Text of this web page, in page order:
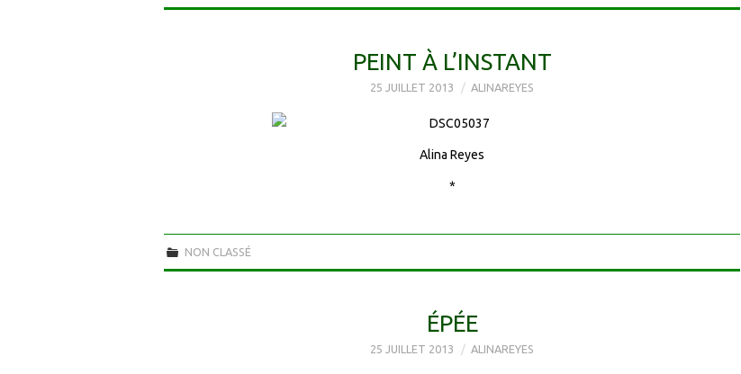
PEINT À L’INSTANT
25 JUILLET 2013 ALINAREYES
Alina Reyes
*
NON CLASSÉ
ÉPÉE
25 JUILLET 2013 ALINAREYES